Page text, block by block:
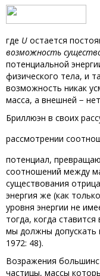
где U остается
возможность
потенциальной
физического тела, и
возможность никак
масса, а внешней −
Бриллюэн в своих
рассмотрении
потенциал,
соотношений между
существования
энергия же (как
уровня энергии не
тогда, когда
мы должны допускать
1972: 48).
Возражения
частицы, массы